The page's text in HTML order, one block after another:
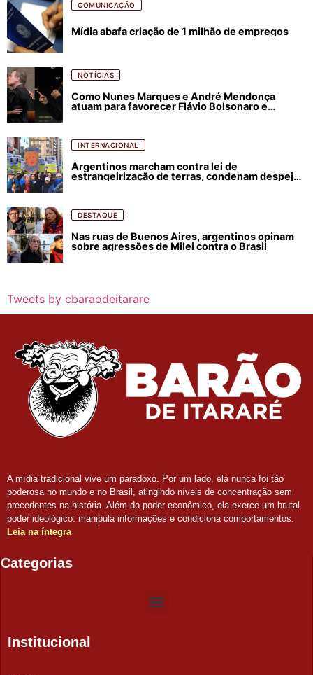
COMUNICAÇÃO
Mídia abafa criação de 1 milhão de empregos
NOTÍCIAS
Como Nunes Marques e André Mendonça
atuam para favorecer Flávio Bolsonaro e
INTERNACIONAL
Argentinos marcham contra lei de
estrangeirização de terras, condenam despejos
DESTAQUE
Nas ruas de Buenos Aires, argentinos opinam
sobre agressões de Milei contra o Brasil
Tweets by cbaraodeitarare
A mídia tradicional vive um paradoxo. Por um lado, ela nunca foi tão
poderosa no mundo e no Brasil, atingindo níveis de concentração sem
precedentes na história. Além do poder econômico, ela exerce um brutal
poder ideológico: manipula informações e condiciona comportamentos.
Leia na íntegra
Categorias
Institucional